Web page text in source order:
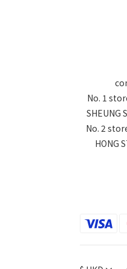
No. 1
SHEUNG
No. 2
HONG